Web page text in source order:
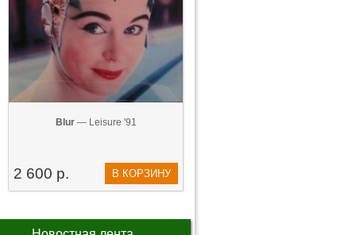
Blur— Leisure '91
2 600 р. В КОРЗИНУ